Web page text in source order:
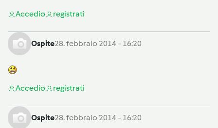
Accedio registrati
Ospite28. febbraio 2014 - 16:20
Accedio registrati
Ospite28. febbraio 2014 - 16:20